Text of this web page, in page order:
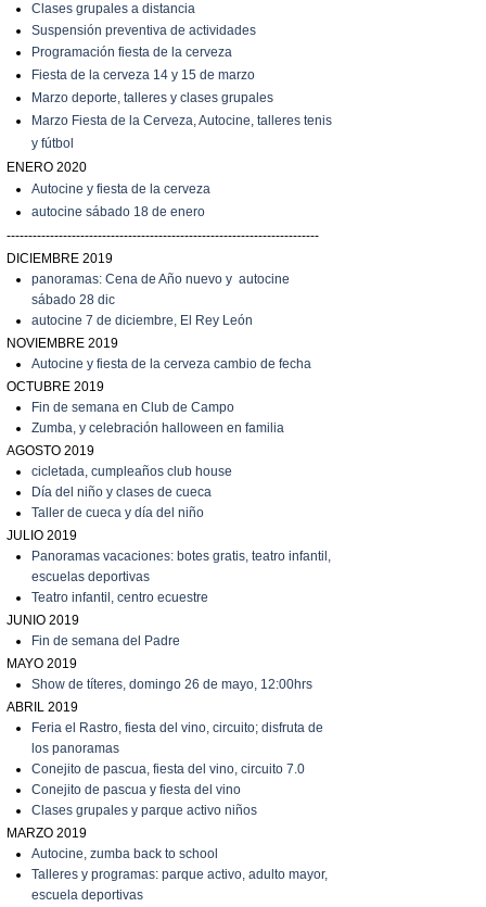
C lases grupales a distancia
Suspensión preventiva de actividades
Programación fiesta de la cerveza
Fiesta de la cerveza 14 y 15 de marzo
Marzo deporte, talleres y clases grupales
Marzo Fiesta de la Cerveza, Autocine, talleres tenis
y fútbol
ENERO 2020
Autocine y fiesta de la cerveza
autocine sábado 18 de enero
------------------------------------------------------------------------
DICIEMBRE 2019
panoramas: Cena de Año nuevo y autocine
sábado 28 dic
autocine 7 de diciembre, El Rey León
NOVIEMBRE 2019
Autocine y fiesta de la cerveza cambio de fecha
OCTUBRE 2019
Fin de semana en Club de Campo
Zumba, y celebración halloween en familia
AGOSTO 2019
cicletada, cumpleaños club house
Día del niño y clases de cueca
Taller de cueca y día del niño
JULIO 2019
Panoramas vacaciones: botes gratis, teatro infantil,
escuelas deportivas
Teatro infantil, centro ecuestre
JUNIO 2019
Fin de semana del Padre
MAYO 2019
Show de títeres, domingo 26 de mayo, 12:00hrs
ABRIL 2019
Feria el Rastro, fiesta del vino, circuito; disfruta de
los panoramas
Conejito de pascua, fiesta del vino, circuito 7.0
Conejito de pascua y fiesta del vino
C lases grupales y parque activo niños
MARZO 2019
Autocine, zumba back to school
Talleres y programas: parque activo, adulto mayor,
escuela deportivas